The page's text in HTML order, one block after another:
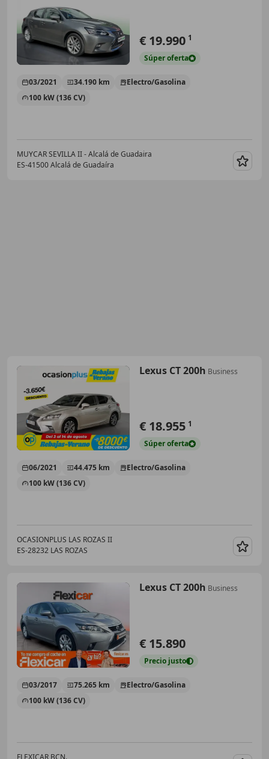
€ 19.990 1
Súperoferta
03/2021 34.190 km
Electro/Gasolina
100 kW (136 CV)
MUYCAR SEVILLA II - Alcalá de Guadaira
ES-41500 Alcalá de Guadaíra
Lexus CT 200h Business
€ 18.955 1
Súperoferta
06/2021 44.475 km
Electro/Gasolina
100 kW (136 CV)
OCASIONPLUS LAS ROZAS II
ES-28232 LAS ROZAS
Lexus CT 200h Business
€ 15.890
Precio justo
03/2017 75.265 km
Electro/Gasolina
100 kW (136 CV)
FLEXICAR BCN.